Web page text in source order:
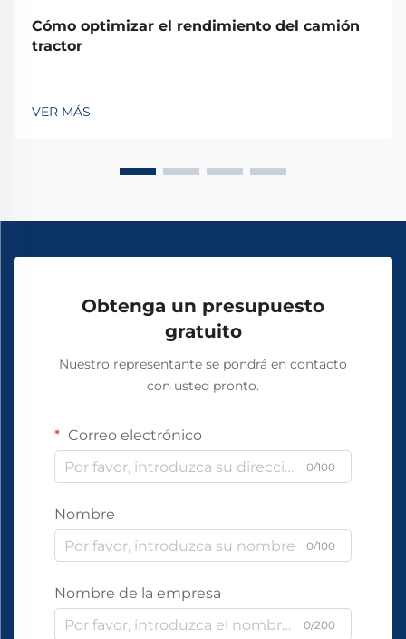
Cómo optimizar el rendimiento del camión
tractor
VER MÁS
Obtenga un presupuesto
gratuito
Nuestro representante se pondrá en contacto
con usted pronto.
Correo electrónico
0/100
Nombre
0/100
Nombre de la empresa
0/200